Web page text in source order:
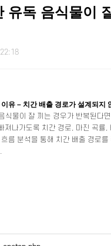
유독 음식물이
유 – 치간 배출 경로가 설계되지
식물이 잘 끼는 경우가 반복된
져나가도록 치간 경로, 마진 곡률
름 분석을 통해 치간 배출 경로